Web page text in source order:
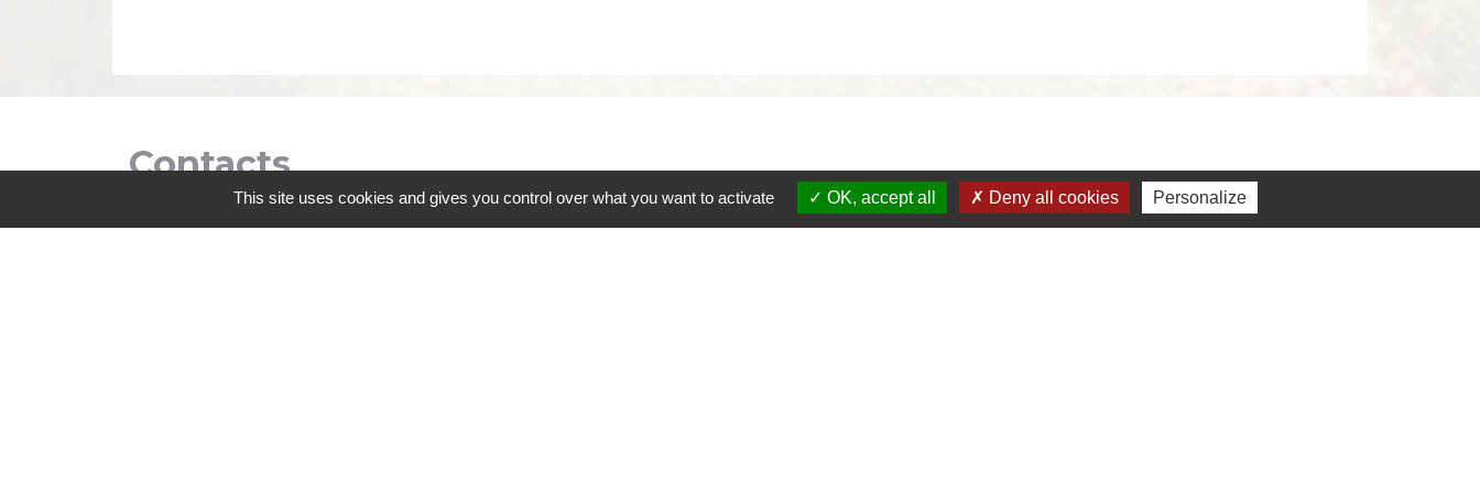
Contacts
This site uses cookies and gives you control over what you want to activate OK, accept all Deny all cookies Personalize